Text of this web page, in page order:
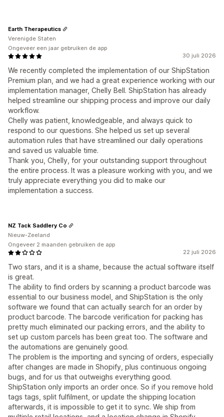
30 juli 2026
We recently completed the implementation of our ShipStation
Premium plan, and we had a great experience working with our
implementation manager, Chelly Bell. ShipStation has already
helped streamline our shipping process and improve our daily
workflow.
Chelly was patient, knowledgeable, and always quick to
respond to our questions. She helped us set up several
automation rules that have streamlined our daily operations
and saved us valuable time.
Thank you, Chelly, for your outstanding support throughout
the entire process. It was a pleasure working with you, and we
truly appreciate everything you did to make our
implementation a success.
Earth Therapeutics
Verenigde Staten
Ongeveer een jaar gebruiken de app
22 juli 2026
Two stars, and it is a shame, because the actual software itself
is great.
The ability to find orders by scanning a product barcode was
essential to our business model, and ShipStation is the only
software we found that can actually search for an order by
product barcode. The barcode verification for packing has
pretty much eliminated our packing errors, and the ability to
set up custom parcels has been great too. The software and
the automations are genuinely good.
The problem is the importing and syncing of orders, especially
after changes are made in Shopify, plus continuous ongoing
bugs, and for us that outweighs everything good.
ShipStation only imports an order once. So if you remove hold
tags tags, split fulfilment, or update the shipping location
afterwards, it is impossible to get it to sync. We ship from
NZ Tack Saddlery Co
Nieuw-Zeeland
Ongeveer 2 maanden gebruiken de app